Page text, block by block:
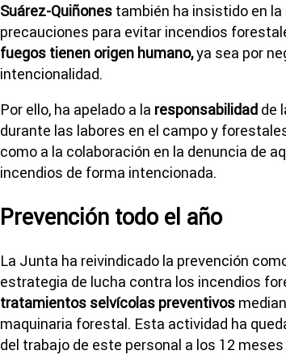
Suárez-Quiñones también ha insistido en
precauciones para evitar incendios
fuegos tienen origen humano,ya sea por
intencionalidad.
Por ello, ha apelado a la responsabilidad de
durante las labores en el campo y
como a la colaboración en la denuncia de
incendios de forma intencionada.
Prevención todo el año
La Junta ha reivindicado la prevención
estrategia de lucha contra los incendios
tratamientos selvícolas preventivos
maquinaria forestal. Esta actividad ha
del trabajo de este personal a los 12 meses